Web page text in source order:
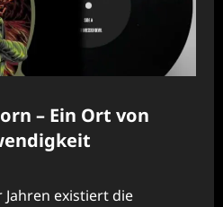
– Ein Ort von
Jahren existiert die